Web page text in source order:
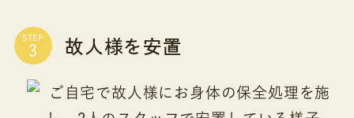
STEP 故人様を安置